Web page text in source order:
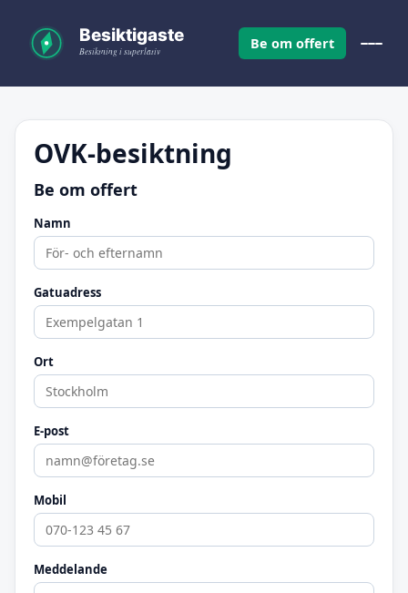
Be om offert
OVK-besiktning
Be om offert
Namn
Gatuadress
Ort
E-post
Mobil
Meddelande